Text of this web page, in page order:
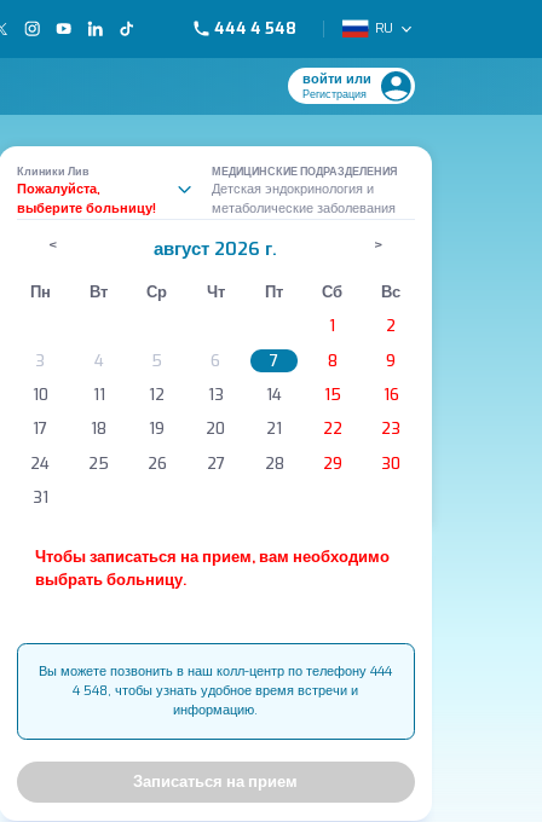
444 4 548 RU
войти или
Регистрация
Клиники Лив
Пожалуйста,
выберите больницу!
МЕДИЦИНСКИЕ ПОДРАЗДЕЛЕНИЯ
Детская эндокринология и
метаболические заболевания
< август 2026 г. >
Пн Вт Ср Чт Пт Сб
Вс
1
2
3
4 5 6 7 8
9
10
11 12 13 14 15
16
17
18 19 20 21 22
23
24
25 26 27 28 29
30
31
Чтобы записаться на прием, вам необходимо
выбрать больницу.
Вы можете позвонить в наш колл-центр по телефону 444
4 548, чтобы узнать удобное время встречи и
информацию.
Записаться на прием